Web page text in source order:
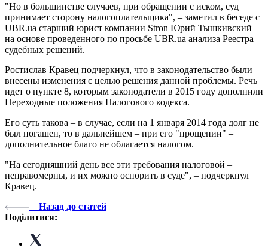
"Но в большинстве случаев, при обращении с иском, суд
принимает сторону налогоплательщика", – заметил в беседе с
UBR.ua старший юрист компании Stron Юрий Тышкивский
на основе проведенного по просьбе UBR.ua анализа Реестра
судебных решений.
Ростислав Кравец подчеркнул, что в законодательство были
внесены изменения с целью решения данной проблемы. Речь
идет о пункте 8, которым законодатели в 2015 году дополнили
Переходные положения Налогового кодекса.
Его суть такова – в случае, если на 1 января 2014 года долг не
был погашен, то в дальнейшем – при его "прощении" –
дополнительное благо не облагается налогом.
"На сегодняшний день все эти требования налоговой –
неправомерны, и их можно оспорить в суде", – подчеркнул
Кравец.
Назад до статей
Поділитися: